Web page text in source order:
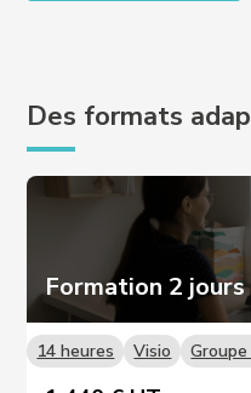
Des formats
Formation 2 jours
14 heures Visio